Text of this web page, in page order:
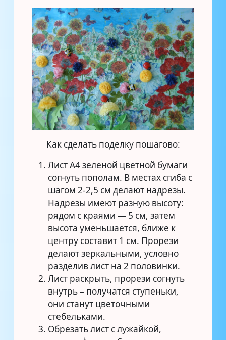
Как сделать поделку пошагово:
Лист А4 зеленой цветной бумаги
согнуть пополам. В местах сгиба с
шагом 2-2,5 см делают надрезы.
Надрезы имеют разную высоту:
рядом с краями — 5 см, затем
высота уменьшается, ближе к
центру составит 1 см. Прорези
делают зеркальными, условно
разделив лист на 2 половинки.
Лист раскрыть, прорези согнуть
внутрь – получатся ступеньки,
они станут цветочными
стебельками.
Обрезать лист с лужайкой,